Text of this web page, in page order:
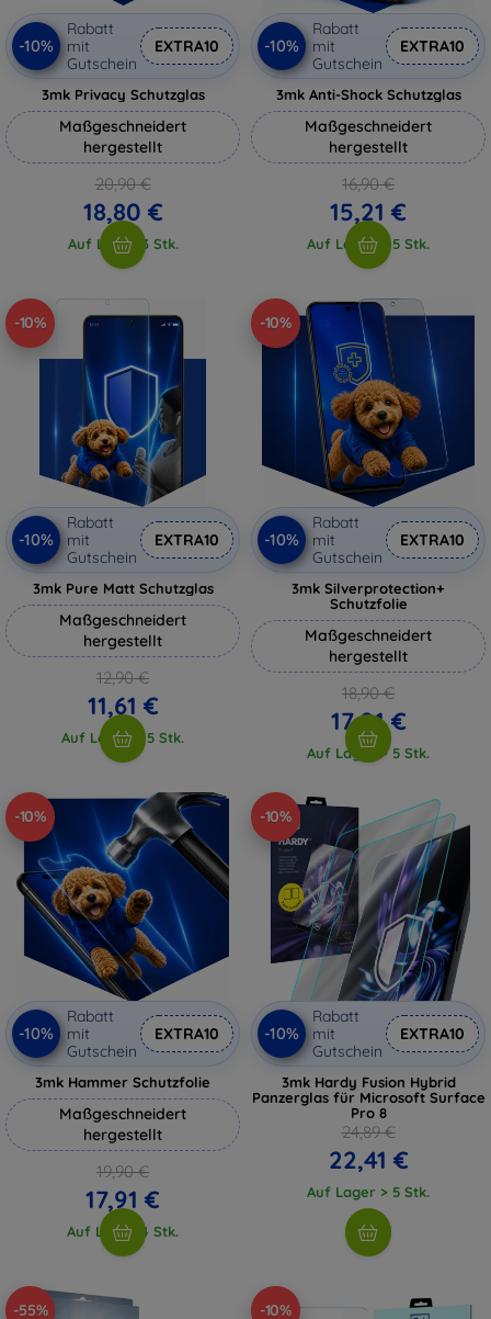
-10%
Rabatt
mit
Gutschein
EXTRA10
3mk Privacy Schutzglas
Maßgeschneidert
hergestellt
20,90 €
18,80 €
Auf Lager 3 Stk.
-10%
Rabatt
mit
Gutschein
EXTRA10
3mk Anti-Shock Schutzglas
Maßgeschneidert
hergestellt
16,90 €
15,21 €
Auf Lager > 5 Stk.
-10%
-10%
Rabatt
mit
Gutschein
EXTRA10
3mk Pure Matt Schutzglas
Maßgeschneidert
hergestellt
12,90 €
11,61 €
Auf Lager > 5 Stk.
-10%
-10%
Rabatt
mit
Gutschein
EXTRA10
3mk Silverprotection+
Schutzfolie
Maßgeschneidert
hergestellt
18,90 €
17,01 €
Auf Lager > 5 Stk.
-10%
-10%
Rabatt
mit
Gutschein
EXTRA10
3mk Hammer Schutzfolie
Maßgeschneidert
hergestellt
19,90 €
17,91 €
Auf Lager 4 Stk.
-10%
-10%
Rabatt
mit
Gutschein
EXTRA10
3mk Hardy Fusion Hybrid
Panzerglas für Microsoft Surface
Pro 8
24,89 €
22,41 €
Auf Lager > 5 Stk.
-55% -10%